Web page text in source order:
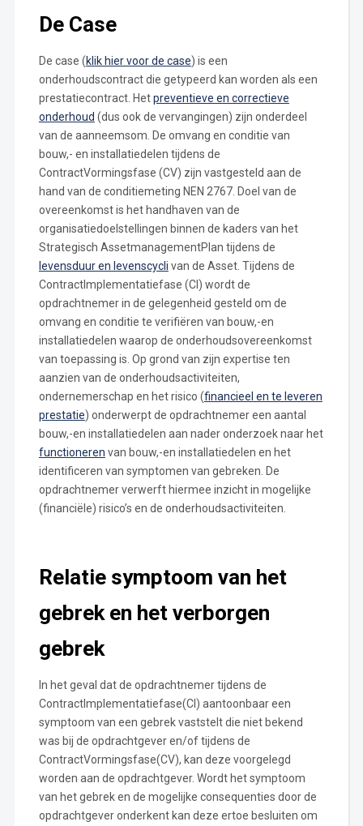
De Case
De case (klik hier voor de case) is een
onderhoudscontract die getypeerd kan worden als een
prestatiecontract. Hetpreventieve en correctieve
onderhoud (dus ook de vervangingen) zijn onderdeel
van de aanneemsom. De omvang en conditie van
bouw,- en installatiedelen tijdens de
ContractVormingsfase (CV) zijn vastgesteld aan de
hand van de conditiemeting NEN 2767. Doel van de
overeenkomst is het handhaven van de
organisatiedoelstellingen binnen de kaders van het
Strategisch AssetmanagementPlan tijdens de
levensduur en levenscycli van de Asset. Tijdens de
ContractImplementatiefase (CI) wordt de
opdrachtnemer in de gelegenheid gesteld om de
omvang en conditie te verifiëren van bouw,-en
installatiedelen waarop de onderhoudsovereenkomst
van toepassing is. Op grond van zijn expertise ten
aanzien van de onderhoudsactiviteiten,
ondernemerschap en het risico (financieel en te leveren
prestatie) onderwerpt de opdrachtnemer een aantal
bouw,-en installatiedelen aan nader onderzoek naar het
functioneren van bouw,-en installatiedelen en het
identificeren van symptomen van gebreken. De
opdrachtnemer verwerft hiermee inzicht in mogelijke
(financiële) risico’s en de onderhoudsactiviteiten.
Relatie symptoom van het
gebrek en het verborgen
gebrek
In het geval dat de opdrachtnemer tijdens de
ContractImplementatiefase(CI) aantoonbaar een
symptoom van een gebrek vaststelt die niet bekend
was bij de opdrachtgever en/of tijdens de
ContractVormingsfase(CV), kan deze voorgelegd
worden aan de opdrachtgever. Wordt het symptoom
van het gebrek en de mogelijke consequenties door de
opdrachtgever onderkent kan deze ertoe besluiten om